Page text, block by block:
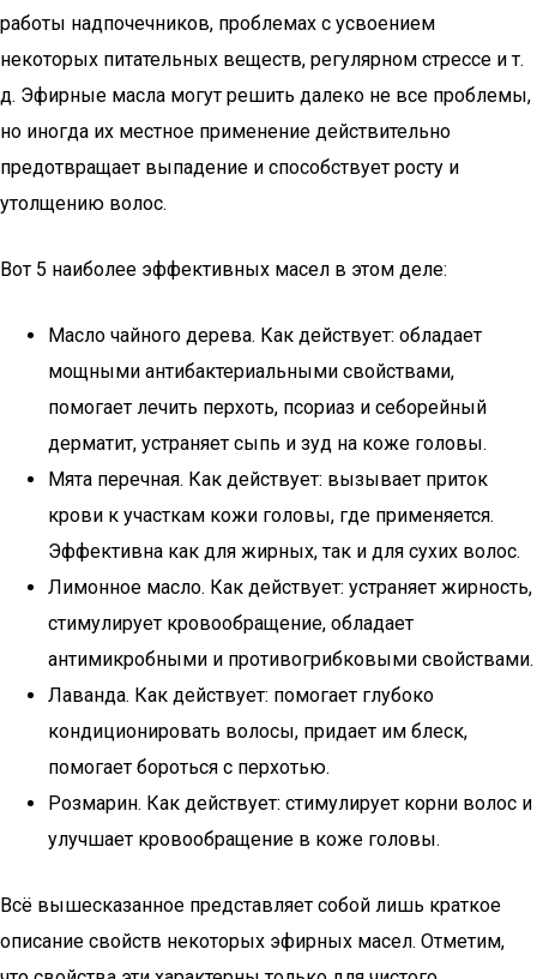
работы надпочечников, проблемах с усвоением
некоторых питательных веществ, регулярном стрессе и т.
д. Эфирные масла могут решить далеко не все проблемы,
но иногда их местное применение действительно
предотвращает выпадение и способствует росту и
утолщению волос.
Вот 5 наиболее эффективных масел в этом деле:
Масло чайного дерева. Как действует: обладает
мощными антибактериальными свойствами,
помогает лечить перхоть, псориаз и себорейный
дерматит, устраняет сыпь и зуд на коже головы.
Мята перечная. Как действует: вызывает приток
крови к участкам кожи головы, где применяется.
Эффективна как для жирных, так и для сухих волос.
Лимонное масло. Как действует: устраняет жирность,
стимулирует кровообращение, обладает
антимикробными и противогрибковыми свойствами.
Лаванда. Как действует: помогает глубоко
кондиционировать волосы, придает им блеск,
помогает бороться с перхотью.
Розмарин. Как действует: стимулирует корни волос и
улучшает кровообращение в коже головы.
Всё вышесказанное представляет собой лишь краткое
описание свойств некоторых эфирных масел. Отметим,